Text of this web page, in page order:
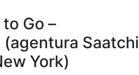
Go –
(agentura Saatchi
York)